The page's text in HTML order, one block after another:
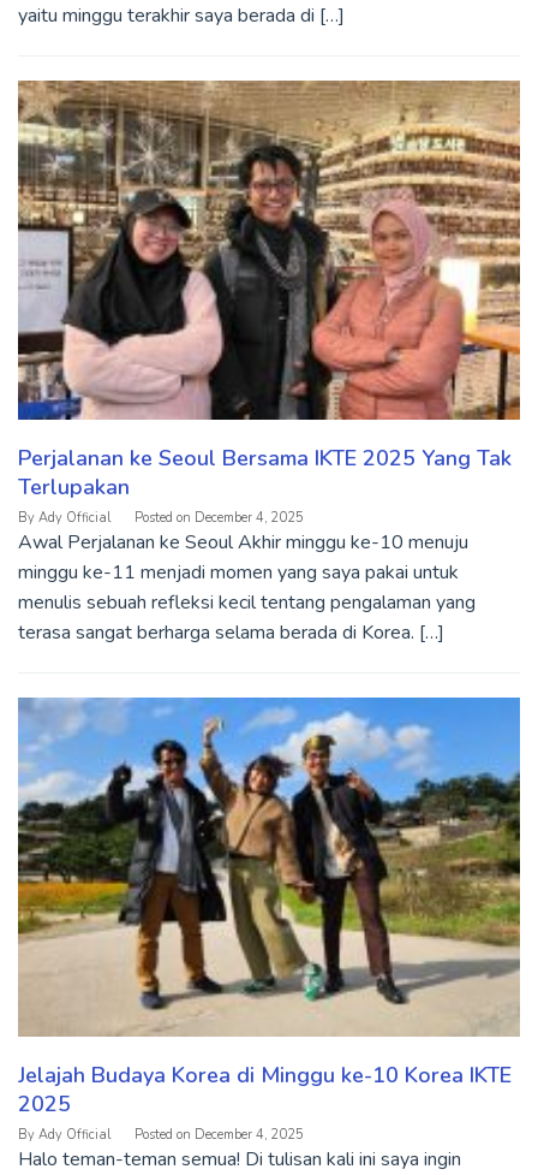
yaitu minggu terakhir saya berada di […]
Perjalanan ke Seoul Bersama IKTE 2025 Yang Tak
Terlupakan
By Ady Official Posted on December 4, 2025
Awal Perjalanan ke Seoul Akhir minggu ke-10 menuju
minggu ke-11 menjadi momen yang saya pakai untuk
menulis sebuah refleksi kecil tentang pengalaman yang
terasa sangat berharga selama berada di Korea. […]
Jelajah Budaya Korea di Minggu ke-10 Korea IKTE
2025
By Ady Official Posted on December 4, 2025
Halo teman-teman semua! Di tulisan kali ini saya ingin